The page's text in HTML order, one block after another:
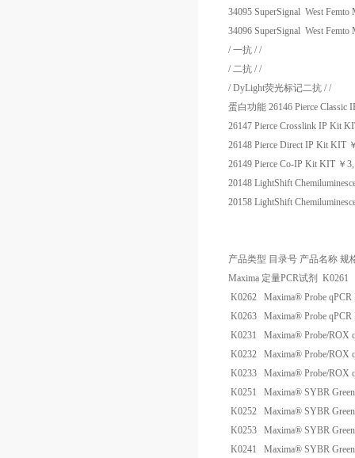
34095 SuperSignal West Femto
34096 SuperSignal West Femto
/ 一抗 / /
/ 二抗 / /
/ DyLight荧光标记二抗 / /
蛋白功能 26146 Pierce Classic
26147 Pierce Crosslink IP Kit
26148 Pierce Direct IP Kit KIT
26149 Pierce Co-IP Kit KIT ￥
20148 LightShift
20158 LightShift
产品类型 目录号 产品名称 规
Maxima 定量PCR试剂 K0261
K0262
Maxima® Probe
K0263
Maxima® Probe
K0231
Maxima® Probe/ROX
K0232
Maxima® Probe/ROX
K0233
Maxima® Probe/ROX
K0251
Maxima® SYBR
K0252
Maxima® SYBR
K0253
Maxima® SYBR
K0241
Maxima® SYBR